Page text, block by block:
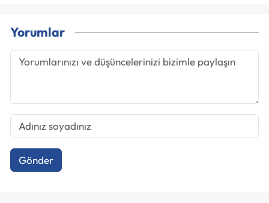
Yorumlar
Gönder